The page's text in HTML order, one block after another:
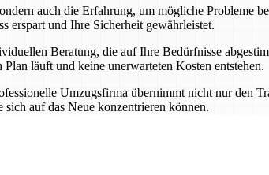
auch die Erfahrung, um mögliche Probleme
erspart und Ihre Sicherheit gewährleistet.
Beratung, die auf Ihre Bedürfnisse
läuft und keine unerwarteten Kosten entstehen.
Umzugsfirma übernimmt nicht nur den
auf das Neue konzentrieren können.